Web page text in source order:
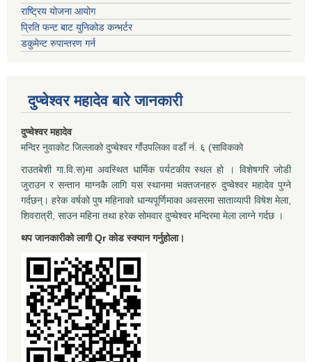
राष्ट्रिय योजना आयोग
प्रिति फन्ट बाट युनिकोड कन्भर्टर
डकुमेन्ट रुपान्तरण गर्न
दुप्चेश्वर महादेव बारे जानकारी
दुप्चेश्वर महादेव
मन्दिर नुवाकोट जिल्लाको दुप्चेश्वर गाँउपलिका वडाँ नं. ६ (साविकको
राउतबेशी गा.वि.स)मा अवस्थित धार्मिक पर्यटकीय स्थल हो । विशेषगरि जोडी
जुराउन र सन्तान माग्नकै लागि यस स्थानमा भक्तजनहरु दुप्चेश्वर महादेव पुग्ने
गर्दछन्। हरेक वर्षको पुष महिनाको धान्यपूर्णिमाका अवसरमा साताव्यापी विषेश मेला,
शिवरात्री, साउन महिना तथा हरेक सोमवार दुप्चेश्वर मन्दिरमा मेला लाग्ने गर्दछ ।
थप जानकारीको लागी Qr कोड स्क्यान गर्नुहोला।